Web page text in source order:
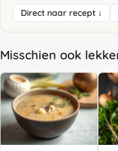
Direct naar recept ↓
Misschien ook